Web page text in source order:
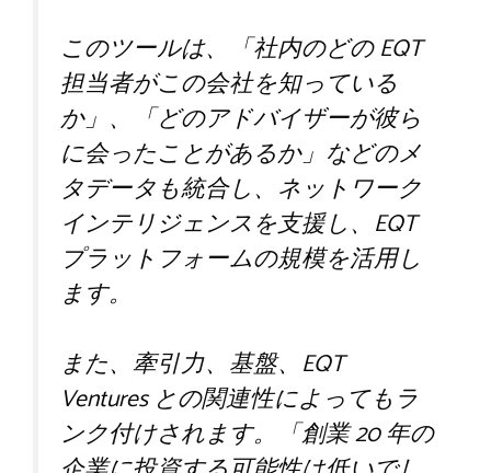
このツールは、「社内のどの EQT
担当者がこの会社を知っている
か」、「どのアドバイザーが彼ら
に会ったことがあるか」などのメ
タデータも統合し、ネットワーク
インテリジェンスを支援し、EQT
プラットフォームの規模を活用し
ます。
また、牽引力、基盤、EQT
Ventures との関連性によってもラ
ンク付けされます。「創業 20 年の